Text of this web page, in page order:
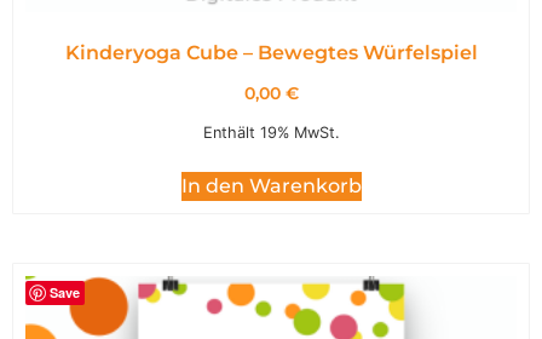
Kinderyoga Cube – Bewegtes Würfelspiel
0,00 €
Enthält 19% MwSt.
In den Warenkorb
Save